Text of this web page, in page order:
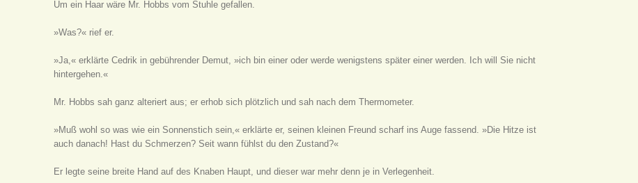
Um ein Haar wäre Mr. Hobbs vom Stuhle gefallen.
»Was?« rief er.
»Ja,« erklärte Cedrik in gebührender Demut, »ich bin einer oder werde wenigstens später einer werden. Ich will Sie nicht
hintergehen.«
Mr. Hobbs sah ganz alteriert aus; er erhob sich plötzlich und sah nach dem Thermometer.
»Muß wohl so was wie ein Sonnenstich sein,« erklärte er, seinen kleinen Freund scharf ins Auge fassend. »Die Hitze ist
auch danach! Hast du Schmerzen? Seit wann fühlst du den Zustand?«
Er legte seine breite Hand auf des Knaben Haupt, und dieser war mehr denn je in Verlegenheit.